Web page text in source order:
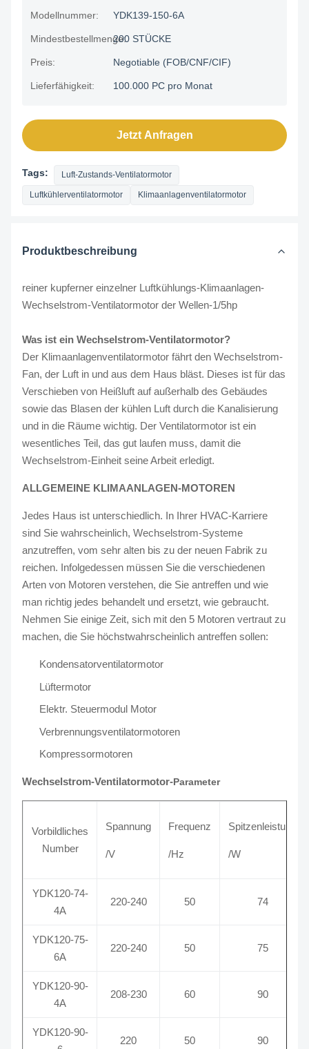
Modellnummer: YDK139-150-6A
Mindestbestellmenge:200 STÜCKE
Preis: Negotiable (FOB/CNF/CIF)
Lieferfähigkeit: 100.000 PC pro Monat
Jetzt Anfragen
Tags: Luft-Zustands-Ventilatormotor
Luftkühlerventilatormotor Klimaanlagenventilatormotor
Produktbeschreibung
reiner kupferner einzelner Luftkühlungs-Klimaanlagen-
Wechselstrom-Ventilatormotor der Wellen-1/5hp
Was ist ein Wechselstrom-Ventilatormotor?
Der Klimaanlagenventilatormotor fährt den Wechselstrom-
Fan, der Luft in und aus dem Haus bläst. Dieses ist für das
Verschieben von Heißluft auf außerhalb des Gebäudes
sowie das Blasen der kühlen Luft durch die Kanalisierung
und in die Räume wichtig. Der Ventilatormotor ist ein
wesentliches Teil, das gut laufen muss, damit die
Wechselstrom-Einheit seine Arbeit erledigt.
ALLGEMEINE KLIMAANLAGEN-MOTOREN
Jedes Haus ist unterschiedlich. In Ihrer HVAC-Karriere
sind Sie wahrscheinlich, Wechselstrom-Systeme
anzutreffen, vom sehr alten bis zu der neuen Fabrik zu
reichen. Infolgedessen müssen Sie die verschiedenen
Arten von Motoren verstehen, die Sie antreffen und wie
man richtig jedes behandelt und ersetzt, wie gebraucht.
Nehmen Sie einige Zeit, sich mit den 5 Motoren vertraut zu
machen, die Sie höchstwahrscheinlich antreffen sollen:
Kondensatorventilatormotor
Lüftermotor
Elektr. Steuermodul Motor
Verbrennungsventilatormotoren
Kompressormotoren
Wechselstrom-Ventilatormotor-Parameter
Vorbildliches
Number
Spannung
/V
Frequenz
/Hz
Spitzenleistung
/W
YDK120-74-
4A
220-240 50 74
YDK120-75-
6A
220-240 50 75
YDK120-90-
4A
208-230 60 90
YDK120-90-
220 50 90